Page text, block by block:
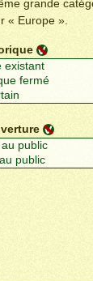
grande
« Europe ».